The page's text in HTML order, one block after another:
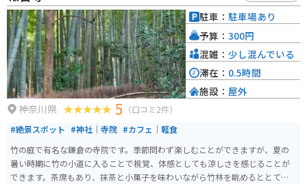
神奈川県 5 （口コミ2件）
#絶景スポット #神社｜寺院 #カフェ｜軽食
竹の庭で有名な鎌倉の寺院です。季節問わず楽しむことができますが、夏の
暑い時期に竹の小道に入ることで視覚、体感としても涼しさを感じることが
できます。茶席もあり、抹茶と小菓子を味わいながら竹林を眺めるととても
駐車： 駐車場あり
予算： 300円
混雑： 少し混んでいる
滞在： 0.5時間
施設： 屋外